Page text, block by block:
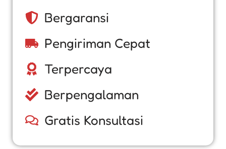
Bergaransi
Pengiriman Cepat
Terpercaya
Berpengalaman
Gratis Konsultasi